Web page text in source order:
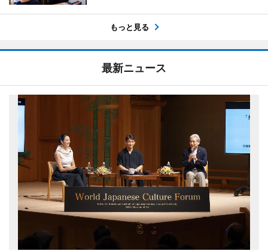
もっと見る
最新ニュース